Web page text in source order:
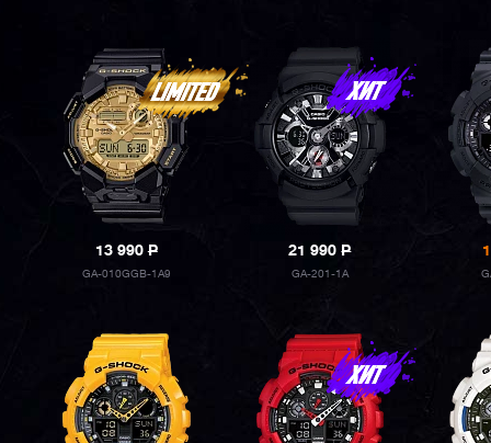
13 990P
GA-010GGB-1A9
21 990P
GA-201-1A